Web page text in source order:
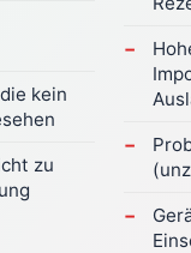
kein
zu